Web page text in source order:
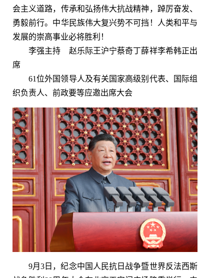
会主义道路，传承和弘扬伟大抗战精神，踔厉奋发、
勇毅前行。中华民族伟大复兴势不可挡！人类和平与
发展的崇高事业必将胜利！
李强主持 赵乐际王沪宁蔡奇丁薛祥李希韩正出
席
61位外国领导人及有关国家高级别代表、国际组
织负责人、前政要等应邀出席大会
9月3日，纪念中国人民抗日战争暨世界反法西斯